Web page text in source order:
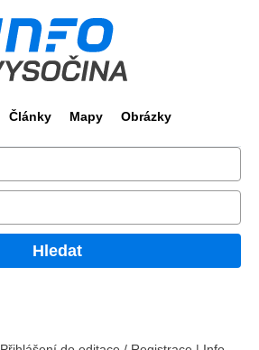
Články Mapy Obrázky
Hledat